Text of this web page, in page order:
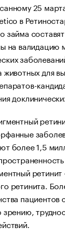
25
в
займа
на валидацию
животных для
более 1,5
ретинита.
пациентов
зрению,